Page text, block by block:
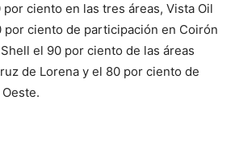
ciento en las tres áreas, Vista Oil
por ciento de participación en Coirón
el 90 por ciento de las áreas
de Lorena y el 80 por ciento de